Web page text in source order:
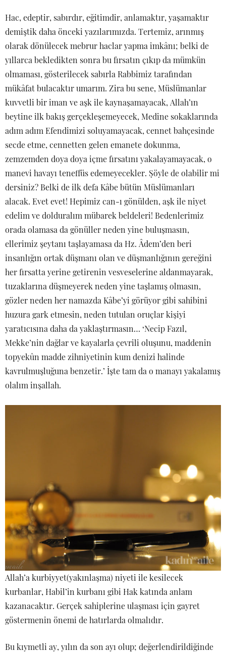
Hac, edeptir, sabırdır, eğitimdir, anlamaktır, yaşamaktır
demiştik daha önceki yazılarımızda. Tertemiz, arınmış
olarak dönülecek mebrur haclar yapma imkânı; belki de
yıllarca bekledikten sonra bu fırsatın çıkıp da mümkün
olmaması, gösterilecek sabırla Rabbimiz tarafından
mükâfat bulacaktır umarım. Zira bu sene, Müslümanlar
kuvvetli bir iman ve aşk ile kaynaşamayacak, Allah’ın
beytine ilk bakış gerçekleşemeyecek, Medine sokaklarında
adım adım Efendimizi soluyamayacak, cennet bahçesinde
secde etme, cennetten gelen emanete dokunma,
zemzemden doya doya içme fırsatını yakalayamayacak, o
manevi havayı teneffüs edemeyecekler. Şöyle de olabilir mi
dersiniz? Belki de ilk defa Kâbe bütün Müslümanları
alacak. Evet evet! Hepimiz can-ı gönülden, aşk ile niyet
edelim ve dolduralım mübarek beldeleri! Bedenlerimiz
orada olamasa da gönüller neden yine buluşmasın,
ellerimiz şeytanı taşlayamasa da Hz. Âdem’den beri
insanlığın ortak düşmanı olan ve düşmanlığının gereğini
her fırsatta yerine getirenin vesveselerine aldanmayarak,
tuzaklarına düşmeyerek neden yine taşlamış olmasın,
gözler neden her namazda Kâbe’yi görüyor gibi sahibini
huzura gark etmesin, neden tutulan oruçlar kişiyi
yaratıcısına daha da yaklaştırmasın… ‘Necip Fazıl,
Mekke’nin dağlar ve kayalarla çevrili oluşunu, maddenin
topyekûn madde zihniyetinin kum denizi halinde
kavrulmuşluğuna benzetir.’ İşte tam da o manayı yakalamış
olalım inşallah.
Allah’a kurbiyyet(yakınlaşma) niyeti ile kesilecek
kurbanlar, Habil’in kurbanı gibi Hak katında anlam
kazanacaktır. Gerçek sahiplerine ulaşması için gayret
göstermenin önemi de hatırlarda olmalıdır.
Bu kıymetli ay, yılın da son ayı olup; değerlendirildiğinde